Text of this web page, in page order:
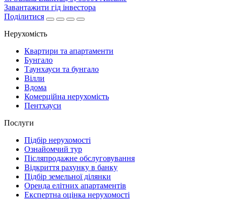
Завантажити гід інвестора
Поділитися
Нерухомість
Квартири та апартаменти
Бунгало
Таунхауси та бунгало
Вілли
Вдома
Комерційна нерухомість
Пентхауси
Послуги
Підбір нерухомості
Ознайомчий тур
Післяпродажне обслуговування
Відкриття рахунку в банку
Підбір земельної ділянки
Оренда елітних апартаментів
Експертна оцінка нерухомості